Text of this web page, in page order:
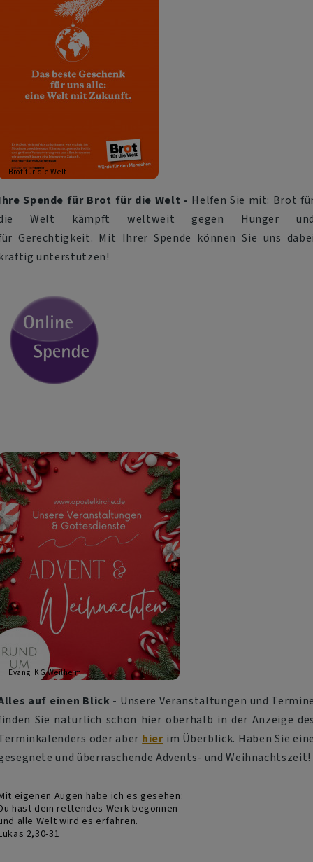
Brot für die Welt
Spende für Brot für die Welt - Helfen Sie mit: Brot
Welt kämpft weltweit gegen Hunger
Gerechtigkeit. Mit Ihrer Spende können Sie uns
unterstützen!
Evang. KG Weilheim
auf einen Blick - Unsere Veranstaltungen und
Sie natürlich schon hier oberhalb in der Anzeige
oder aber hierim Überblick. Haben Sie
und überraschende Advents- und Weihnachtszeit!
eigenen Augen habe ich es gesehen:
hast dein rettendes Werk begonnen
alle Welt wird es erfahren.
2,30-31